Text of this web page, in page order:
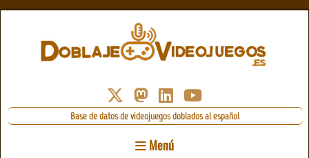
Base de datos de videojuegos doblados al español
Menú